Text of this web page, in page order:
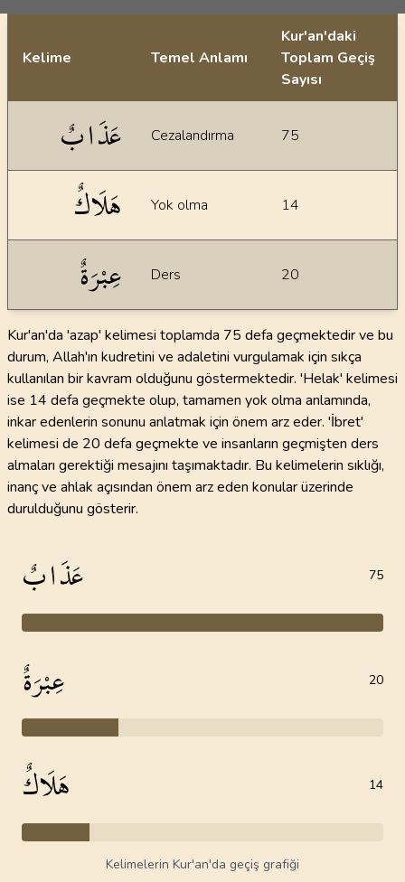
Kelime Temel Anlamı
Kur'an'daki
Toplam Geçiş
Sayısı
عَذَابٌ Cezalandırma 75
هَلَاكٌ Yok olma 14
عِبْرَةٌ Ders 20
Kur'an'da 'azap' kelimesi toplamda 75 defa geçmektedir ve bu
durum, Allah'ın kudretini ve adaletini vurgulamak için sıkça
kullanılan bir kavram olduğunu göstermektedir. 'Helak' kelimesi
ise 14 defa geçmekte olup, tamamen yok olma anlamında,
inkar edenlerin sonunu anlatmak için önem arz eder. 'İbret'
kelimesi de 20 defa geçmekte ve insanların geçmişten ders
almaları gerektiği mesajını taşımaktadır. Bu kelimelerin sıklığı,
inanç ve ahlak açısından önem arz eden konular üzerinde
durulduğunu gösterir.
عَذَابٌ 75
عِبْرَةٌ 20
هَلَاكٌ 14
Kelimelerin Kur'an'da geçiş grafiği